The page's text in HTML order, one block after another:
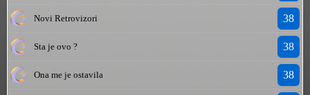
Novi Retrovizori 38
Sta je ovo ? 38
Ona me je ostavila 38